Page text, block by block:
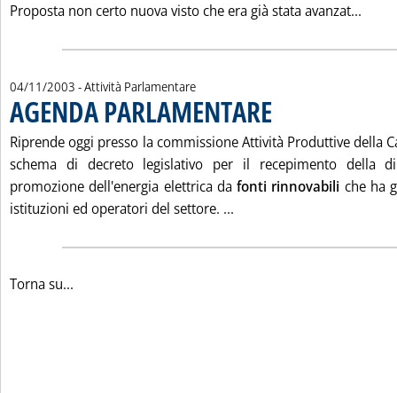
Proposta non certo nuova visto che era già stata avanzat...
04/11/2003 - Attività Parlamentare
AGENDA PARLAMENTARE
Riprende oggi presso la commissione Attività Produttive della
schema di decreto legislativo per il recepimento della
promozione dell'energia elettrica da fonti rinnovabili che ha
istituzioni ed operatori del settore. ...
Torna su...